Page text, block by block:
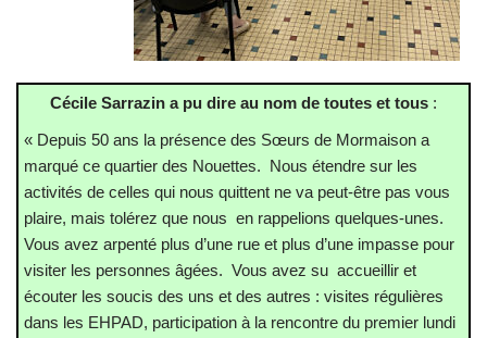
Cécile Sarrazin a pu dire au nom de toutes et tous :
« Depuis 50 ans la présence des Sœurs de Mormaison a
marqué ce quartier des Nouettes. Nous étendre sur les
activités de celles qui nous quittent ne va peut-être pas vous
plaire, mais tolérez que nous en rappelions quelques-unes.
Vous avez arpenté plus d’une rue et plus d’une impasse pour
visiter les personnes âgées. Vous avez su accueillir et
écouter les soucis des uns et des autres : visites régulières
dans les EHPAD, participation à la rencontre du premier lundi